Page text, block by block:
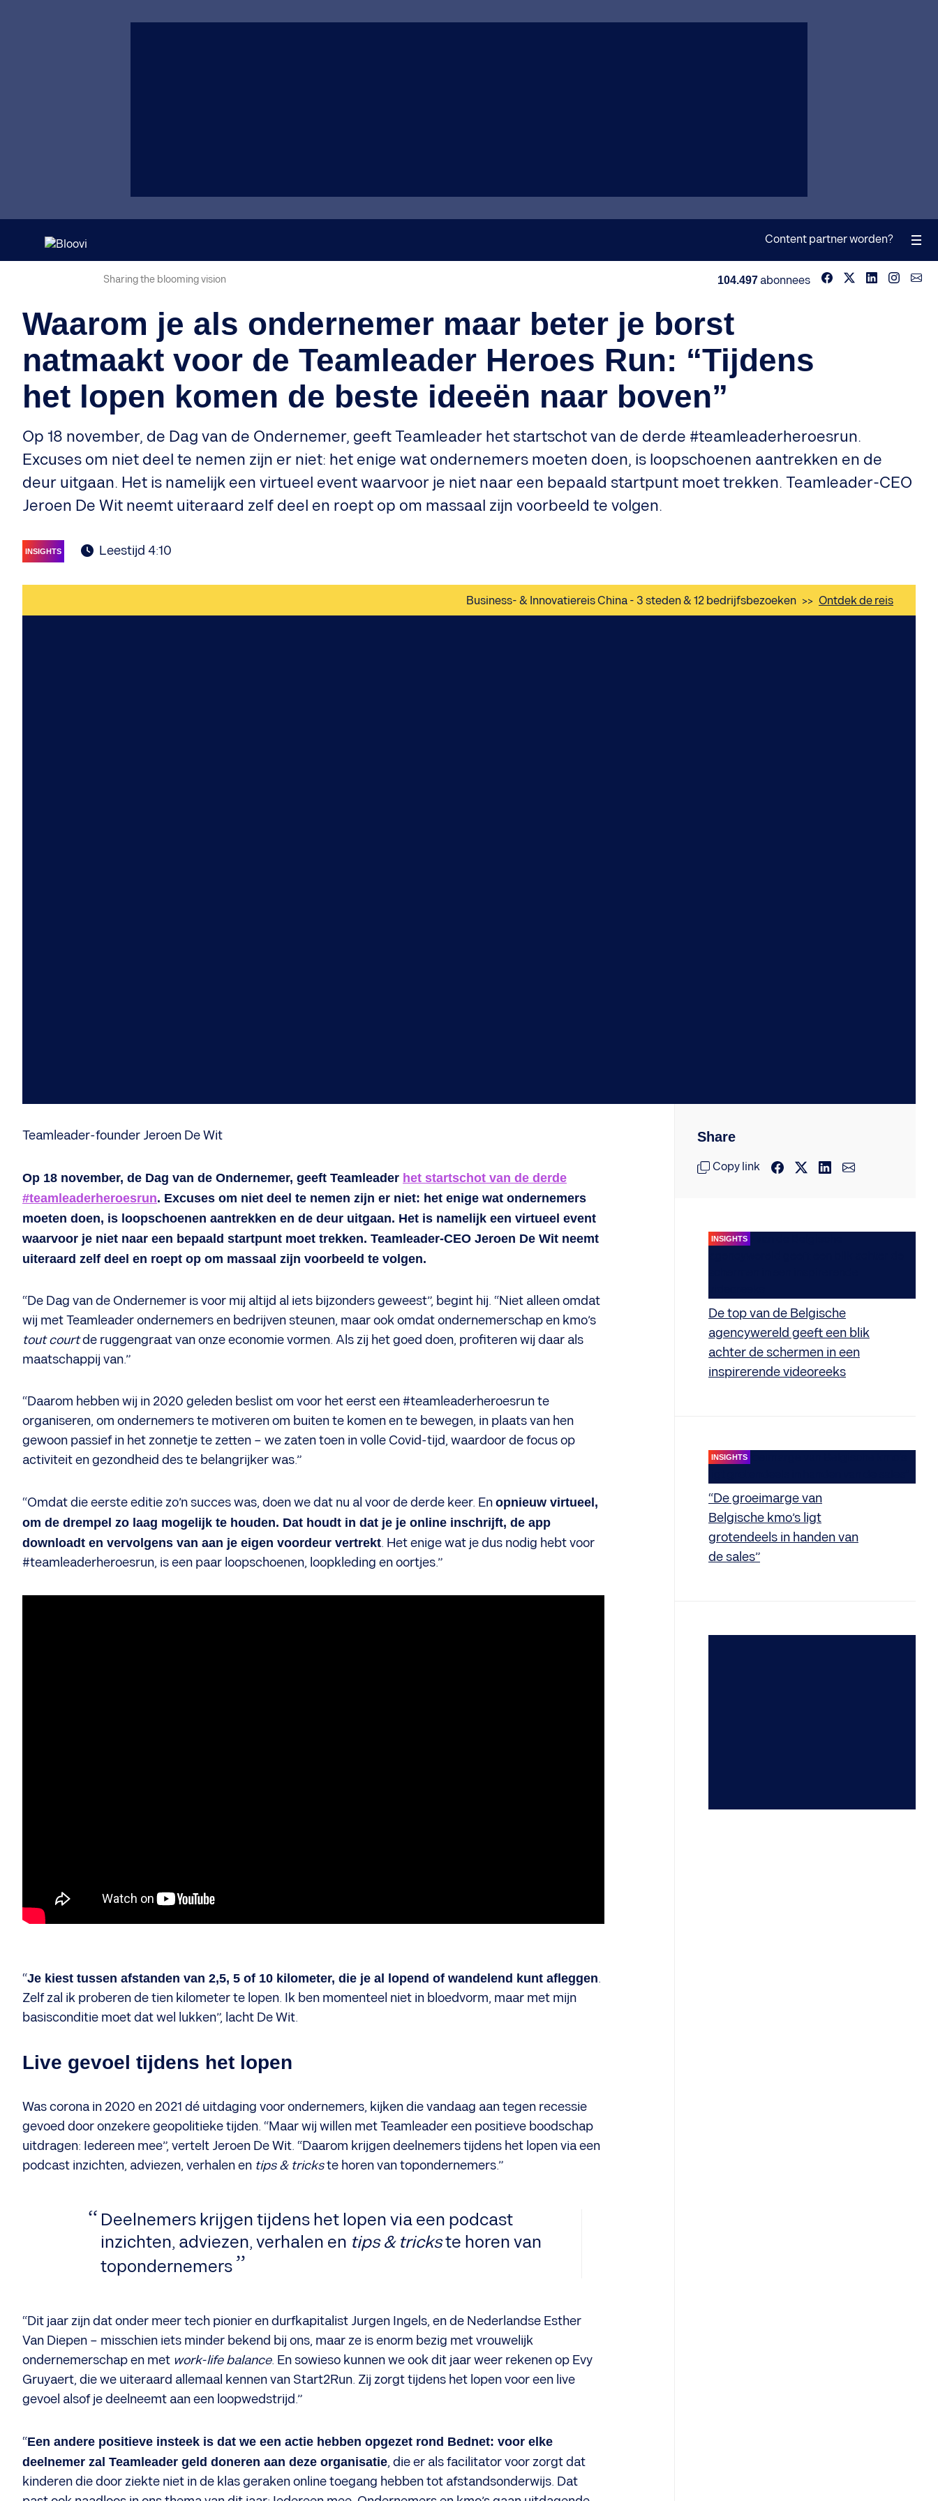
Content partner worden?
Sharing the blooming vision 104.497 abonnees
Waarom je als ondernemer maar beter je borst
natmaakt voor de Teamleader Heroes Run: “Tijdens
het lopen komen de beste ideeën naar boven”
Op 18 november, de Dag van de Ondernemer, geeft Teamleader het startschot van de derde #teamleaderheroesrun.
Excuses om niet deel te nemen zijn er niet: het enige wat ondernemers moeten doen, is loopschoenen aantrekken en de
deur uitgaan. Het is namelijk een virtueel event waarvoor je niet naar een bepaald startpunt moet trekken. Teamleader-CEO
Jeroen De Wit neemt uiteraard zelf deel en roept op om massaal zijn voorbeeld te volgen.
INSIGHTS Leestijd 4:10
Business- & Innovatiereis China - 3 steden & 12 bedrijfsbezoeken >> Ontdek de reis
Teamleader-founder Jeroen De Wit
Op 18 november, de Dag van de Ondernemer, geeft Teamleader het startschot van de derde
#teamleaderheroesrun. Excuses om niet deel te nemen zijn er niet: het enige wat ondernemers
moeten doen, is loopschoenen aantrekken en de deur uitgaan. Het is namelijk een virtueel event
waarvoor je niet naar een bepaald startpunt moet trekken. Teamleader-CEO Jeroen De Wit neemt
uiteraard zelf deel en roept op om massaal zijn voorbeeld te volgen.
“De Dag van de Ondernemer is voor mij altijd al iets bijzonders geweest”, begint hij. “Niet alleen omdat
wij met Teamleader ondernemers en bedrijven steunen, maar ook omdat ondernemerschap en kmo’s
tout courtde ruggengraat van onze economie vormen. Als zij het goed doen, profiteren wij daar als
maatschappij van.”
“Daarom hebben wij in 2020 geleden beslist om voor het eerst een #teamleaderheroesrun te
organiseren, om ondernemers te motiveren om buiten te komen en te bewegen, in plaats van hen
gewoon passief in het zonnetje te zetten – we zaten toen in volle Covid-tijd, waardoor de focus op
activiteit en gezondheid des te belangrijker was.”
“Omdat die eerste editie zo’n succes was, doen we dat nu al voor de derde keer. En opnieuw virtueel,
om de drempel zo laag mogelijk te houden. Dat houdt in dat je je online inschrijft, de app
downloadt en vervolgens van aan je eigen voordeur vertrekt. Het enige wat je dus nodig hebt voor
#teamleaderheroesrun, is een paar loopschoenen, loopkleding en oortjes.”
“Je kiest tussen afstanden van 2,5, 5 of 10 kilometer, die je al lopend of wandelend kunt afleggen.
Zelf zal ik proberen de tien kilometer te lopen. Ik ben momenteel niet in bloedvorm, maar met mijn
basisconditie moet dat wel lukken”, lacht De Wit.
Live gevoel tijdens het lopen
Was corona in 2020 en 2021 dé uitdaging voor ondernemers, kijken die vandaag aan tegen recessie
gevoed door onzekere geopolitieke tijden. “Maar wij willen met Teamleader een positieve boodschap
uitdragen: Iedereen mee”, vertelt Jeroen De Wit. “Daarom krijgen deelnemers tijdens het lopen via een
podcast inzichten, adviezen, verhalen en tips & trickste horen van topondernemers.”
Deelnemers krijgen tijdens het lopen via een podcast
inzichten, adviezen, verhalen en tips & trickste horen van
topondernemers
“Dit jaar zijn dat onder meer tech pionier en durfkapitalist Jurgen Ingels, en de Nederlandse Esther
Van Diepen – misschien iets minder bekend bij ons, maar ze is enorm bezig met vrouwelijk
ondernemerschap en met work-life balance. En sowieso kunnen we ook dit jaar weer rekenen op Evy
Gruyaert, die we uiteraard allemaal kennen van Start2Run. Zij zorgt tijdens het lopen voor een live
gevoel alsof je deelneemt aan een loopwedstrijd.”
“Een andere positieve insteek is dat we een actie hebben opgezet rond Bednet: voor elke
deelnemer zal Teamleader geld doneren aan deze organisatie, die er als facilitator voor zorgt dat
kinderen die door ziekte niet in de klas geraken online toegang hebben tot afstandsonderwijs. Dat
Share
Copy link
INSIGHTS
De top van de Belgische
agencywereld geeft een blik
achter de schermen in een
inspirerende videoreeks
INSIGHTS
“De groeimarge van
Belgische kmo’s ligt
grotendeels in handen van
de sales”